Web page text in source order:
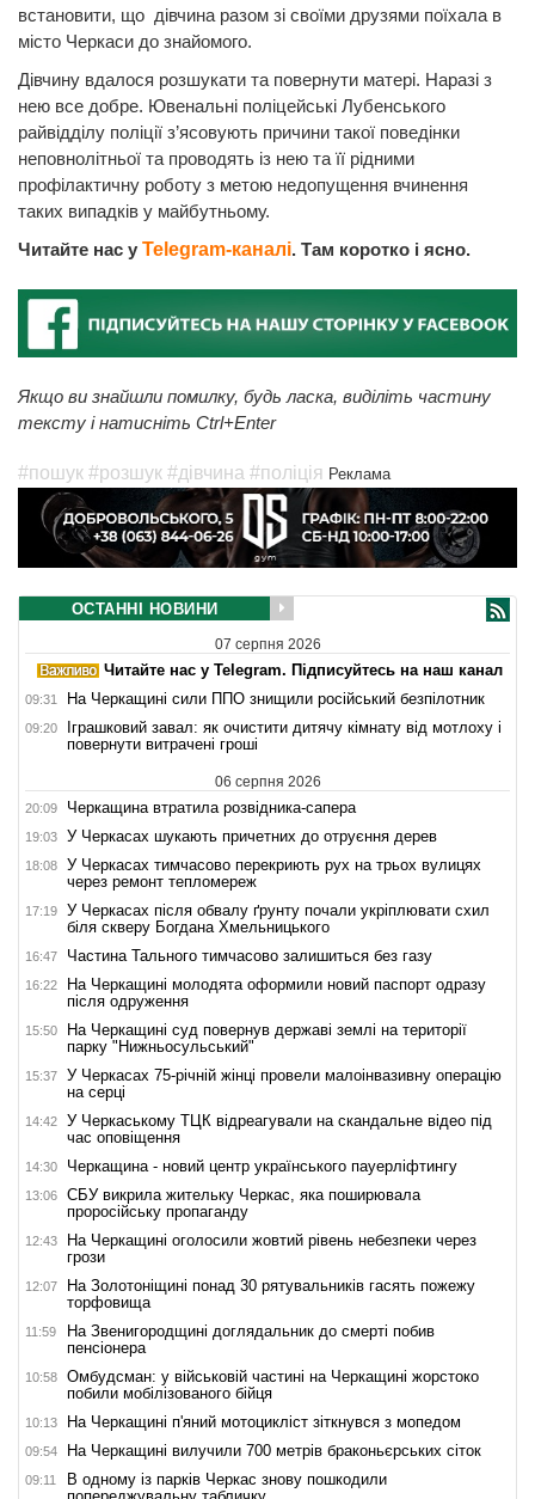
встановити, що дівчина разом зі своїми друзями поїхала в
місто Черкаси до знайомого.
Дівчину вдалося розшукати та повернути матері. Наразі з
нею все добре. Ювенальні поліцейські Лубенського
райвідділу поліції з’ясовують причини такої поведінки
неповнолітньої та проводять із нею та її рідними
профілактичну роботу з метою недопущення вчинення
таких випадків у майбутньому.
Читайте нас у Telegram-каналі. Там коротко і ясно.
Якщо ви знайшли помилку, будь ласка, виділіть частину
тексту і натисніть Ctrl+Enter
#пошук #розшук #дівчина #поліція Реклама
ОСТАННІ НОВИНИ
07 серпня 2026
Читайте нас у Telegram. Підписуйтесь на наш канал
09:31 На Черкащині сили ППО знищили російський безпілотник
09:20
Іграшковий завал: як очистити дитячу кімнату від мотлоху і
повернути витрачені гроші
06 серпня 2026
20:09 Черкащина втратила розвідника-сапера
19:03 У Черкасах шукають причетних до отруєння дерев
18:08
У Черкасах тимчасово перекриють рух на трьох вулицях
через ремонт тепломереж
17:19
У Черкасах після обвалу ґрунту почали укріплювати схил
біля скверу Богдана Хмельницького
16:47 Частина Тального тимчасово залишиться без газу
16:22
На Черкащині молодята оформили новий паспорт одразу
після одруження
15:50
На Черкащині суд повернув державі землі на території
парку "Нижньосульський"
15:37
У Черкасах 75-річній жінці провели малоінвазивну операцію
на серці
14:42
У Черкаському ТЦК відреагували на скандальне відео під
час оповіщення
14:30 Черкащина - новий центр українського пауерліфтингу
13:06
СБУ викрила жительку Черкас, яка поширювала
проросійську пропаганду
12:43
На Черкащині оголосили жовтий рівень небезпеки через
грози
12:07
На Золотоніщині понад 30 рятувальників гасять пожежу
торфовища
11:59
На Звенигородщині доглядальник до смерті побив
пенсіонера
10:58
Омбудсман: у військовій частині на Черкащині жорстоко
побили мобілізованого бійця
10:13 На Черкащині п'яний мотоцикліст зіткнувся з мопедом
09:54 На Черкащині вилучили 700 метрів браконьєрських сіток
09:11
В одному із парків Черкас знову пошкодили